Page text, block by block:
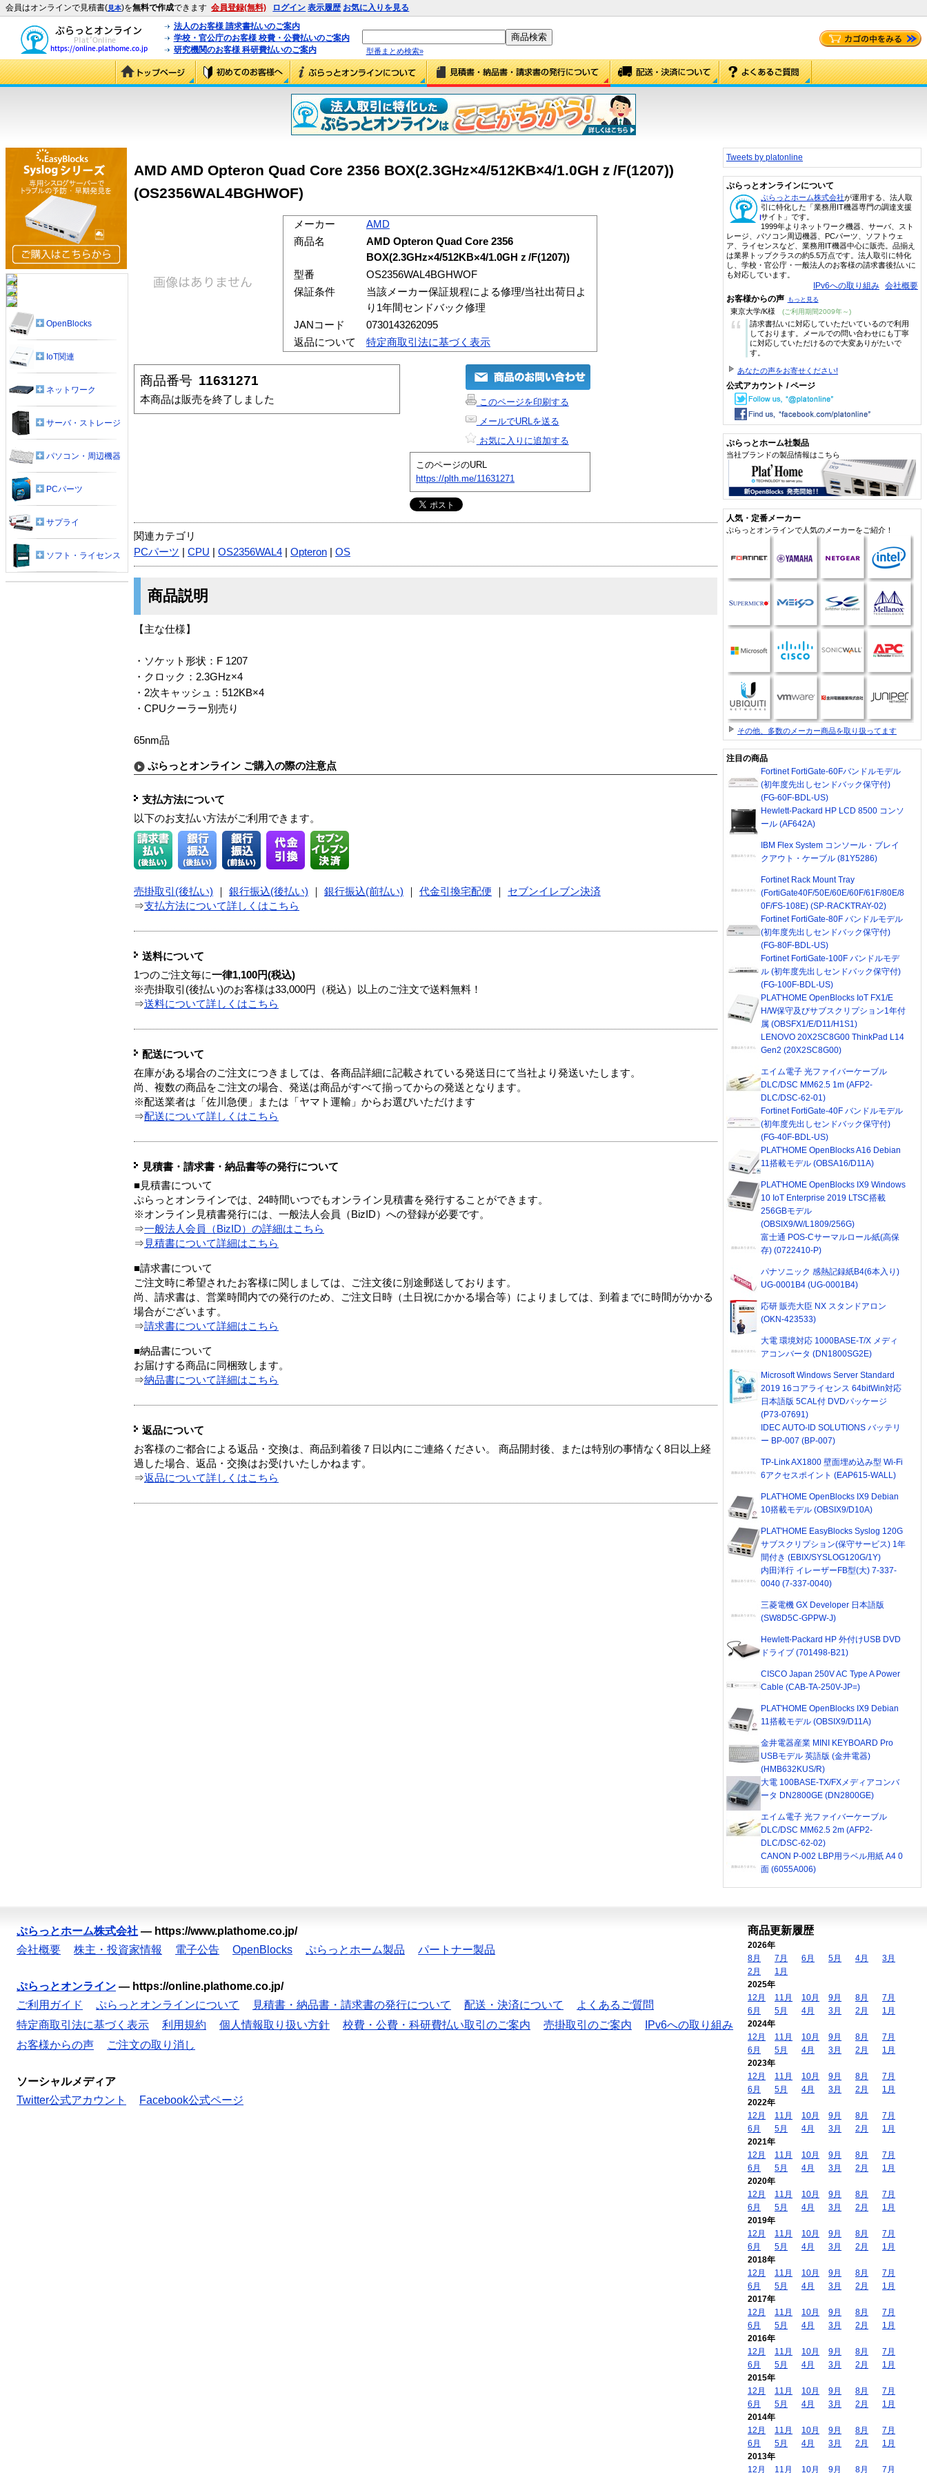
会員はオンラインで見積書(見本)を無料で作成できます 会員登録(無料) ログイン 表示履歴 お気に入りを見る
法人のお客様 請求書払いのご案内
学校・官公庁のお客様 校費・公費払いのご案内
研究機関のお客様 科研費払いのご案内
型番まとめ検索»
AMD AMD Opteron Quad Core 2356 BOX(2.3GHz×4/512KB×4/1.0GHｚ/F(1207))
(OS2356WAL4BGHWOF)
メーカー
AMD
商品名
AMD Opteron Quad Core 2356
BOX(2.3GHz×4/512KB×4/1.0GHｚ/F(1207))
型番
OS2356WAL4BGHWOF
保証条件
当該メーカー保証規程による修理/当社出荷日よ
り1年間センドバック修理
JANコード
0730143262095
返品について
特定商取引法に基づく表示
商品番号 11631271
本商品は販売を終了しました
このページを印刷する
メールでURLを送る
お気に入りに追加する
このページのURL
https://plth.me/11631271
関連カテゴリ
PCパーツ
CPU OS2356WAL4 Opteron OS
商品説明
【主な仕様】
・ソケット形状：F 1207
・クロック：2.3GHz×4
・2次キャッシュ：512KB×4
・CPUクーラー別売り
65nm品
ぷらっとオンライン ご購入の際の注意点
支払方法について
以下のお支払い方法がご利用できます。
売掛取引(後払い) 銀行振込(後払い) 銀行振込(前払い) 代金引換宅配便
セブンイレブン決済
⇒支払方法について詳しくはこちら
送料について
1つのご注文毎に一律1,100円(税込)
※売掛取引(後払い)のお客様は33,000円（税込）以上のご注文で送料無料！
⇒送料について詳しくはこちら
配送について
在庫がある場合のご注文につきましては、各商品詳細に記載されている発送日にて当社より発送いたします。
尚、複数の商品をご注文の場合、発送は商品がすべて揃ってからの発送となります。
※配送業者は「佐川急便」または「ヤマト運輸」からお選びいただけます
⇒配送について詳しくはこちら
見積書・請求書・納品書等の発行について
■見積書について
ぷらっとオンラインでは、24時間いつでもオンライン見積書を発行することができます。
※オンライン見積書発行には、一般法人会員（BizID）への登録が必要です。
⇒一般法人会員（BizID）の詳細はこちら
⇒ 見積書について詳細はこちら
■請求書について
ご注文時に希望されたお客様に関しましては、ご注文後に別途郵送しております。
尚、請求書は、営業時間内での発行のため、ご注文日時（土日祝にかかる場合等）によりましては、到着までに時間がかかる
場合がございます。
⇒請求書について詳細はこちら
■納品書について
お届けする商品に同梱致します。
⇒納品書について詳細はこちら
返品について
お客様のご都合による返品・交換は、商品到着後７日以内にご連絡ください。 商品開封後、または特別の事情なく8日以上経
過した場合、返品・交換はお受けいたしかねます。
⇒返品について詳しくはこちら
OpenBlocks
IoT関連
ネットワーク
サーバ・ストレージ
パソコン・周辺機器
PCパーツ
サプライ
ソフト・ライセンス
Tweets by platonline
ぷらっとオンラインについて
ぷらっとホーム株式会社が運用する、法人取
引に特化した「業務用IT機器専門の調達支援
サイト」です。
1999年よりネットワーク機器、サーバ、スト
レージ、パソコン周辺機器、PCパーツ、ソフトウェ
ア、ライセンスなど、業務用IT機器中心に販売。品揃え
は業界トップクラスの約5.5万点です。法人取引に特化
し、学校・官公庁・一般法人のお客様の請求書後払いに
も対応しています。
IPv6への取り組み 会社概要
お客様からの声 もっと見る
東京大学/K様 (ご利用期間2009年～)
“
請求書払いに対応していただいているので利用
しております。メールでの問い合わせにも丁寧
に対応していただけるので大変ありがたいで
す。
あなたの声をお寄せください!
公式アカウント / ページ
ぷらっとホーム社製品
当社ブランドの製品情報はこちら
人気・定番メーカー
ぷらっとオンラインで人気のメーカーをご紹介！
その他、多数のメーカー商品を取り扱ってます
注目の商品
Fortinet FortiGate-60Fバンドルモデル
(初年度先出しセンドバック保守付)
(FG-60F-BDL-US)
Hewlett-Packard HP LCD 8500 コンソ
ール (AF642A)
IBM Flex System コンソール・ブレイ
クアウト・ケーブル (81Y5286)
Fortinet Rack Mount Tray
(FortiGate40F/50E/60E/60F/61F/80E/8
0F/FS-108E) (SP-RACKTRAY-02)
Fortinet FortiGate-80F バンドルモデル
(初年度先出しセンドバック保守付)
(FG-80F-BDL-US)
Fortinet FortiGate-100F バンドルモデ
ル (初年度先出しセンドバック保守付)
(FG-100F-BDL-US)
PLAT'HOME OpenBlocks IoT FX1/E
H/W保守及びサブスクリプション1年付
属 (OBSFX1/E/D11/H1S1)
LENOVO 20X2SC8G00 ThinkPad L14
Gen2 (20X2SC8G00)
エイム電子 光ファイバーケーブル
DLC/DSC MM62.5 1m (AFP2-
DLC/DSC-62-01)
Fortinet FortiGate-40F バンドルモデル
(初年度先出しセンドバック保守付)
(FG-40F-BDL-US)
PLAT'HOME OpenBlocks A16 Debian
11搭載モデル (OBSA16/D11A)
PLAT'HOME OpenBlocks IX9 Windows
10 IoT Enterprise 2019 LTSC搭載
256GBモデル
(OBSIX9/W/L1809/256G)
富士通 POS-Cサーマルロール紙(高保
存) (0722410-P)
パナソニック 感熱記録紙B4(6本入り)
UG-0001B4 (UG-0001B4)
応研 販売大臣 NX スタンドアロン
(OKN-423533)
大電 環境対応 1000BASE-T/X メディ
アコンバータ (DN1800SG2E)
Microsoft Windows Server Standard
2019 16コアライセンス 64bitWin対応
日本語版 5CAL付 DVDパッケージ
(P73-07691)
IDEC AUTO-ID SOLUTIONS バッテリ
ー BP-007 (BP-007)
TP-Link AX1800 壁面埋め込み型 Wi-Fi
6アクセスポイント (EAP615-WALL)
PLAT'HOME OpenBlocks IX9 Debian
10搭載モデル (OBSIX9/D10A)
PLAT'HOME EasyBlocks Syslog 120G
サブスクリプション(保守サービス) 1年
間付き (EBIX/SYSLOG120G/1Y)
内田洋行 イレーザーFB型(大) 7-337-
0040 (7-337-0040)
三菱電機 GX Developer 日本語版
(SW8D5C-GPPW-J)
Hewlett-Packard HP 外付けUSB DVD
ドライブ (701498-B21)
CISCO Japan 250V AC Type A Power
Cable (CAB-TA-250V-JP=)
PLAT'HOME OpenBlocks IX9 Debian
11搭載モデル (OBSIX9/D11A)
金井電器産業 MINI KEYBOARD Pro
USBモデル 英語版 (金井電器)
(HMB632KUS/R)
大電 100BASE-TX/FXメディアコンバ
ータ DN2800GE (DN2800GE)
エイム電子 光ファイバーケーブル
DLC/DSC MM62.5 2m (AFP2-
DLC/DSC-62-02)
CANON P-002 LBP用ラベル用紙 A4 0
面 (6055A006)
ぷらっとホーム株式会社 — https://www.plathome.co.jp/
会社概要
株主・投資家情報 電子公告 OpenBlocks ぷらっとホーム製品 パートナー製品
ぷらっとオンライン — https://online.plathome.co.jp/
ご利用ガイド
ぷらっとオンラインについて 見積書・納品書・請求書の発行について 配送・決済について
よくあるご質問
特定商取引法に基づく表示
利用規約 個人情報取り扱い方針 校費・公費・科研費払い取引のご案内 売掛取引のご案内
IPv6への取り組み
お客様からの声
ご注文の取り消し
ソーシャルメディア
Twitter公式アカウント
Facebook公式ページ
商品更新履歴
2026年
8月
7月 6月 5月 4月
3月
2月
1月
2025年
12月
11月 10月 9月 8月
7月
6月
5月 4月 3月 2月
1月
2024年
12月
11月 10月 9月 8月
7月
6月
5月 4月 3月 2月
1月
2023年
12月
11月 10月 9月 8月
7月
6月
5月 4月 3月 2月
1月
2022年
12月
11月 10月 9月 8月
7月
6月
5月 4月 3月 2月
1月
2021年
12月
11月 10月 9月 8月
7月
6月
5月 4月 3月 2月
1月
2020年
12月
11月 10月 9月 8月
7月
6月
5月 4月 3月 2月
1月
2019年
12月
11月 10月 9月 8月
7月
6月
5月 4月 3月 2月
1月
2018年
12月
11月 10月 9月 8月
7月
6月
5月 4月 3月 2月
1月
2017年
12月
11月 10月 9月 8月
7月
6月
5月 4月 3月 2月
1月
2016年
12月
11月 10月 9月 8月
7月
6月
5月 4月 3月 2月
1月
2015年
12月
11月 10月 9月 8月
7月
6月
5月 4月 3月 2月
1月
2014年
12月
11月 10月 9月 8月
7月
6月
5月 4月 3月 2月
1月
2013年
12月
11月 10月 9月 8月 7月